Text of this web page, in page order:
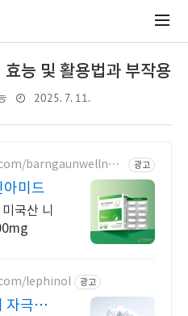
능 및 활용법과 부작용
2025. 7. 11.
barngaunwellnes
광고
미드
lephinol 광고
자극